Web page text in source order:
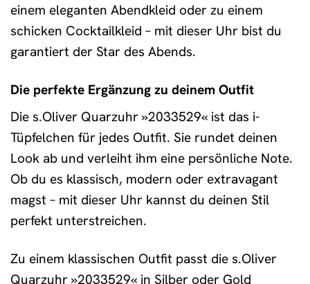
einem eleganten Abendkleid oder zu einem
schicken Cocktailkleid – mit dieser Uhr bist du
garantiert der Star des Abends.
Die perfekte Ergänzung zu deinem Outfit
Die s.Oliver Quarzuhr »2033529« ist das i-
Tüpfelchen für jedes Outfit. Sie rundet deinen
Look ab und verleiht ihm eine persönliche Note.
Ob du es klassisch, modern oder extravagant
magst – mit dieser Uhr kannst du deinen Stil
perfekt unterstreichen.
Zu einem klassischen Outfit passt die s.Oliver
Quarzuhr »2033529« in Silber oder Gold